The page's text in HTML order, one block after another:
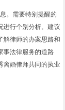
。需要特别提醒的
进行个别分析。建议
解律师的办案思路和
事法律服务的道路
离婚律师共同的执业